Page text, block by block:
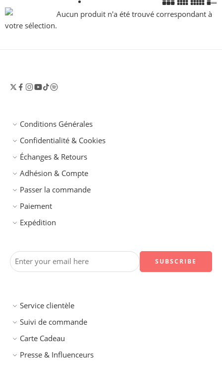
Aucun produit n'a été trouvé correspondant à
votre sélection.
Conditions Générales
Confidentialité & Cookies
Échanges & Retours
Adhésion & Compte
Passer la commande
Paiement
Expédition
Service clientèle
Suivi de commande
Carte Cadeau
Presse & Influenceurs